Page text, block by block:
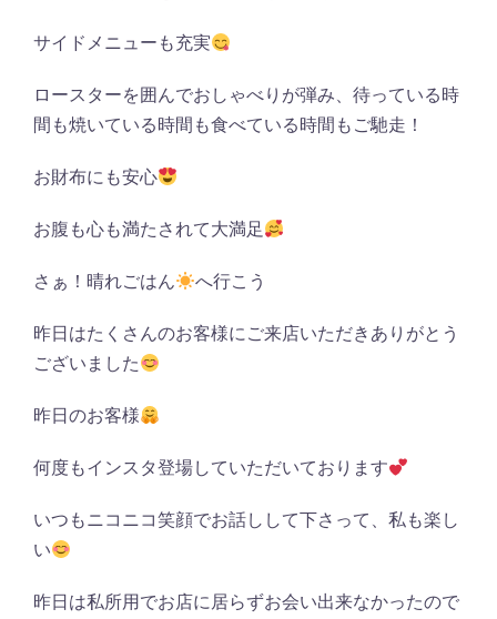
サイドメニューも充実
ロースターを囲んでおしゃべりが弾み、待っている時
間も焼いている時間も食べている時間もご馳走！
お財布にも安心
お腹も心も満たされて大満足
さぁ！晴れごはん へ行こう
昨日はたくさんのお客様にご来店いただきありがとう
ございました
昨日のお客様
何度もインスタ登場していただいております
いつもニコニコ笑顔でお話しして下さって、私も楽し
い
昨日は私所用でお店に居らずお会い出来なかったので